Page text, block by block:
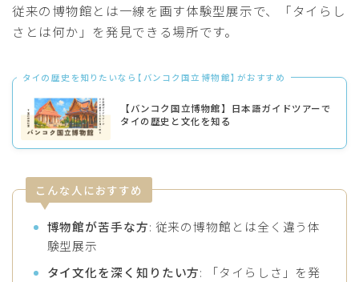
従来の博物館とは一線を画す体験型展示で、「タイらし
さとは何か」を発見できる場所です。
タイの歴史を知りたいなら【バンコク国立博物館】がおすすめ
【バンコク国立博物館】日本語ガイドツアーで
タイの歴史と文化を知る
こんな人におすすめ
博物館が苦手な方: 従来の博物館とは全く違う体
験型展示
タイ文化を深く知りたい方: 「タイらしさ」を発